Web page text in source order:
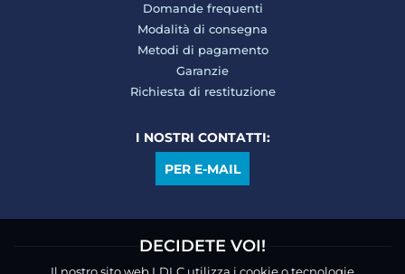
Domande frequenti
Modalità di consegna
Metodi di pagamento
Garanzie
Richiesta di restituzione
I NOSTRI CONTATTI:
PER E-MAIL
DECIDETE VOI!